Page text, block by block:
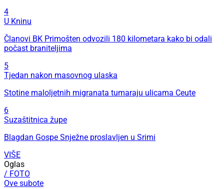
4
U Kninu
Članovi BK Primošten odvozili 180 kilometara kako bi odali
počast braniteljima
5
Tjedan nakon masovnog ulaska
Stotine maloljetnih migranata tumaraju ulicama Ceute
6
Suzaštitnica župe
Blagdan Gospe Snježne proslavljen u Srimi
VIŠE
Oglas
/ FOTO
Ove subote